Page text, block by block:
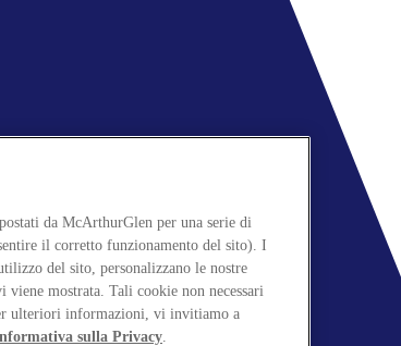
da McArthurGlen per una serie di
il corretto funzionamento del sito). I
del sito, personalizzano le nostre
viene mostrata. Tali cookie non necessari
ulteriori informazioni, vi invitiamo a
sulla Privacy.